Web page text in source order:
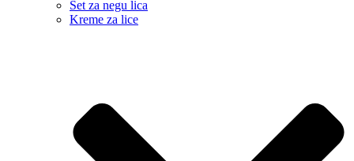
Set za negu lica
Kreme za lice